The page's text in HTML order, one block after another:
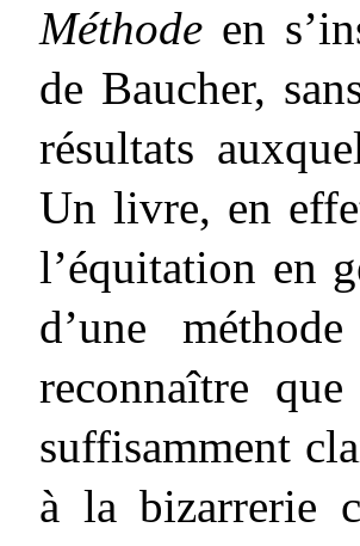
Méthode en
de Baucher,
résultats
Un livre, en
l’équitation en
d’une
reconnaître
suffisamment
à la bizarrerie